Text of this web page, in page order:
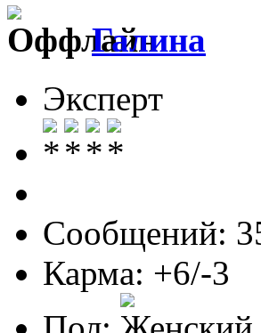
Галина
Эксперт
Сообщений:
Карма: +6/-3